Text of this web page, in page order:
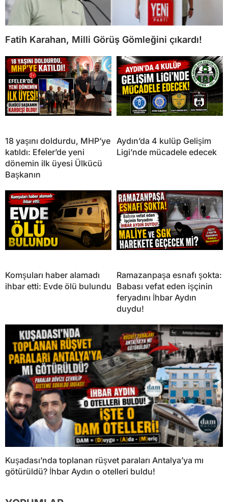
Fatih Karahan, Milli Görüş Gömleğini çıkardı!
18 yaşını doldurdu, MHP’ye
katıldı: Efeler’de yeni
dönemin ilk üyesi Ülkücü
Başkanın
Aydın’da 4 kulüp Gelişim
Ligi’nde mücadele edecek
Komşuları haber alamadı
ihbar etti: Evde ölü bulundu
Ramazanpaşa esnafı şokta:
Babası vefat eden işçinin
feryadını İhbar Aydın
duydu!
Kuşadası’nda toplanan rüşvet paraları Antalya’ya mı
götürüldü? İhbar Aydın o otelleri buldu!